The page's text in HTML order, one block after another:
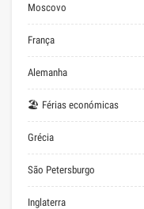
Moscovo
França
Alemanha
🏖 Férias económicas
Grécia
São Petersburgo
Inglaterra